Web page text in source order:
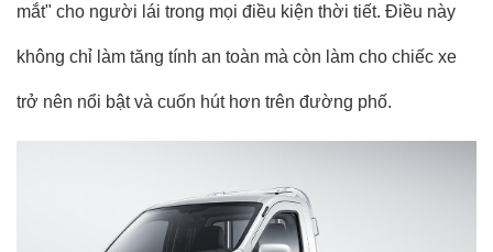
mắt" cho người lái trong mọi điều kiện thời tiết. Điều này
không chỉ làm tăng tính an toàn mà còn làm cho chiếc xe
trở nên nổi bật và cuốn hút hơn trên đường phố.